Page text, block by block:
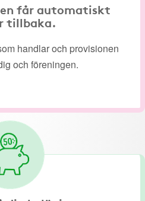
får automatiskt
tillbaka.
handlar och provisionen
och föreningen.